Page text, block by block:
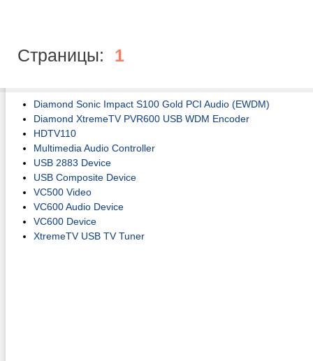
Страницы: 1
Diamond Sonic Impact S100 Gold PCI Audio (EWDM)
Diamond XtremeTV PVR600 USB WDM Encoder
HDTV110
Multimedia Audio Controller
USB 2883 Device
USB Composite Device
VC500 Video
VC600 Audio Device
VC600 Device
XtremeTV USB TV Tuner